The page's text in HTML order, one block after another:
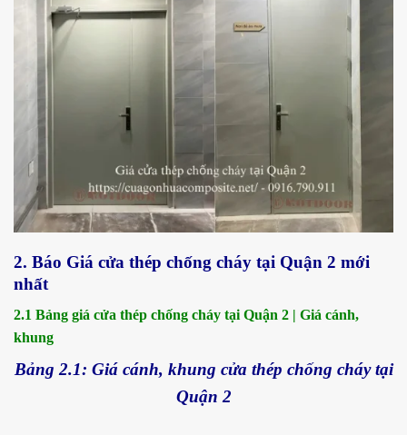
2. Báo Giá cửa thép chống cháy tại Quận 2 mới
nhất
2.1 Bảng giá cửa thép chống cháy tại Quận 2 | Giá cánh,
khung
Bảng 2.1: Giá cánh, khung cửa thép chống cháy tại
Quận 2